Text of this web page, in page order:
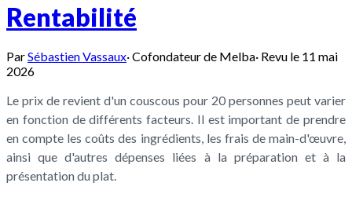
Rentabilité
ParSébastien Vassaux·Cofondateur de Melba· Revu le 11 mai
2026
Le prix de revient d'un couscous pour 20 personnes peut varier
en fonction de différents facteurs. Il est important de prendre
en compte les coûts des ingrédients, les frais de main-d'œuvre,
ainsi que d'autres dépenses liées à la préparation et à la
présentation du plat.